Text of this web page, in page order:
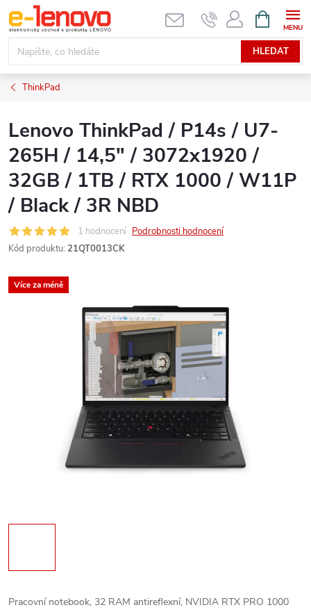
Přejít
na
obsah
HLEDAT
NÁKUPNÍ
KOŠÍK
ThinkPad
Lenovo ThinkPad / P14s / U7-
265H / 14,5" / 3072x1920 /
32GB / 1TB / RTX 1000 / W11P
/ Black / 3R NBD
1 hodnocení Podrobnosti hodnocení
Kód produktu: 21QT0013CK
Více za méně
Pracovní notebook, 32 RAM antireflexní, NVIDIA RTX PRO 1000